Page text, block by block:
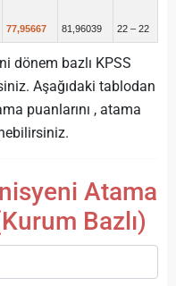
77,95667 81,96039 22 – 22
dönem bazlı KPSS
Aşağıdaki tablodan
puanlarını , atama
Atama
Bazlı)